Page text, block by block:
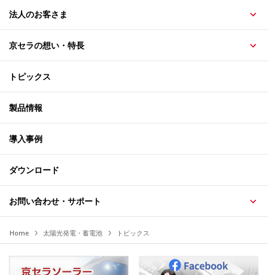
法人のお客さま
京セラの想い・特長
トピックス
製品情報
導入事例
ダウンロード
お問い合わせ・サポート
Home 太陽光発電・蓄電池 トピックス